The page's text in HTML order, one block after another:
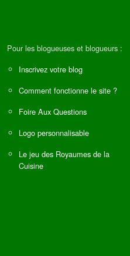
Pour les blogueuses et blogueurs :
Inscrivez votre blog
Comment fonctionne le site ?
Foire Aux Questions
Logo personnalisable
Le jeu des Royaumes de la
Cuisine